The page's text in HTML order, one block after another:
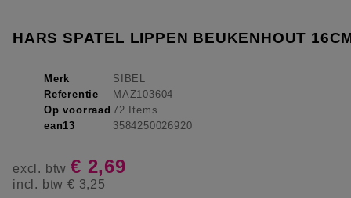
HARS SPATEL LIPPEN BEUKENHOUT
Merk
SIBEL
Referentie
MAZ103604
Op voorraad 72 Items
ean13
3584250026920
excl. btw € 2,69
incl. btw € 3,25